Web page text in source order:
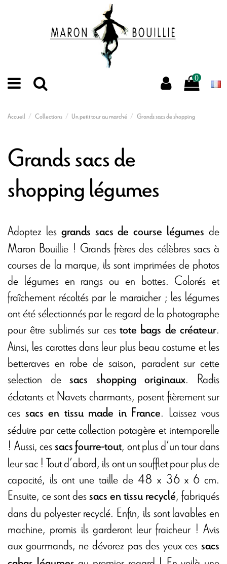
0
Accueil Collections Un petit tour au marché Grands sacs de shopping
Grands sacs de
shopping légumes
Adoptez les grands sacs de course légumesde
Maron Bouillie ! Grands frères des célèbres sacs à
courses de la marque, ils sont imprimées de photos
de légumes en rangs ou en bottes. Colorés et
fraîchement récoltés par le maraicher ; les légumes
ont été sélectionnés par le regard de la photographe
pour être sublimés sur ces tote bags de créateur.
Ainsi, les carottes dans leur plus beau costume et les
betteraves en robe de saison, paradent sur cette
selection desacs shopping originaux. Radis
éclatants et Navets charmants, posent fièrement sur
ces sacs en tissu made in France. Laissez vous
séduire par cette collection potagère et intemporelle
! Aussi, cessacsfourre-tout,ont plus d’un tour dans
leur sac ! Tout d’abord, ils ont un soufflet pour plus de
capacité, ils ont une taille de 48 x 36 x 6 cm.
Ensuite, ce sont dessacs en tissu recyclé, fabriqués
dans du polyester recyclé. Enfin, ils sont lavables en
machine, promis ils garderont leur fraicheur ! Avis
aux gourmands, ne dévorez pas des yeux ces sacs